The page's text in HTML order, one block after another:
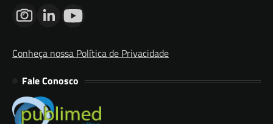
Conheça nossa Política de Privacidade
Fale Conosco